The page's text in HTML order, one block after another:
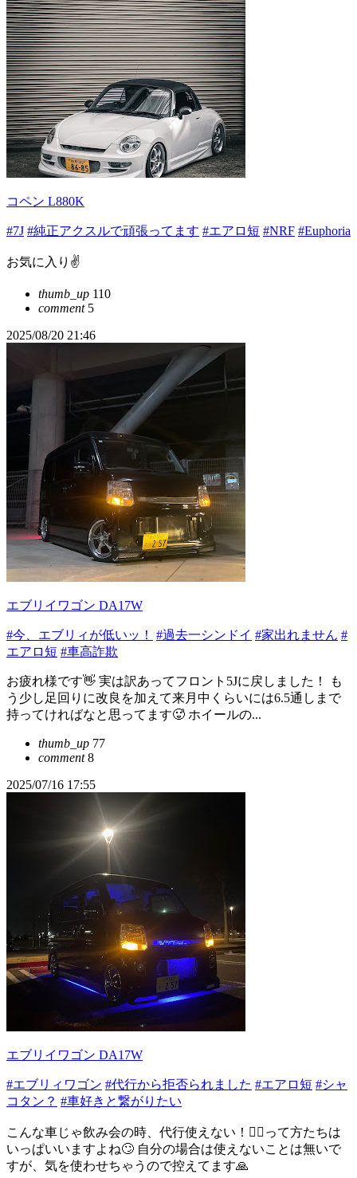
コペン L880K
#7J #純正アクスルで頑張ってます #エアロ短 #NRF #Euphoria
お気に入り✌️
thumb_up 110
comment5
2025/08/20 21:46
エブリイワゴン DA17W
#今、エブリィが低いッ！ #過去一シンドイ #家出れません #
エアロ短 #車高詐欺
お疲れ様です👋 実は訳あってフロント5Jに戻しました！ も
う少し足回りに改良を加えて来月中くらいには6.5通しまで
持ってければなと思ってます🥵 ホイールの...
thumb_up 77
comment8
2025/07/16 17:55
エブリイワゴン DA17W
#エブリィワゴン #代行から拒否られました #エアロ短 #シャ
コタン？ #車好きと繋がりたい
こんな車じゃ飲み会の時、代行使えない！🤦‍♂️って方たちは
いっぱいいますよね🙄 自分の場合は使えないことは無いで
すが、気を使わせちゃうので控えてます🙏